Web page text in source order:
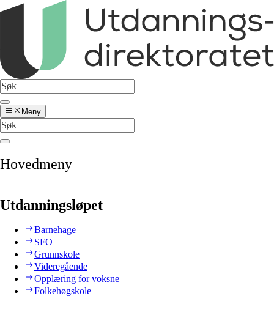
Meny
Hovedmeny
Utdanningsløpet
Barnehage
SFO
Grunnskole
Videregående
Opplæring for voksne
Folkehøgskole